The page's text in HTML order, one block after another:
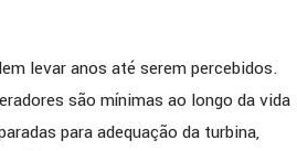
levar anos até serem percebidos.
são mínimas ao longo da vida
para adequação da turbina,